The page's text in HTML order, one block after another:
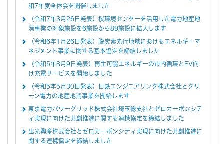
和7年度全体会を開催しました
（令和7年3月26日発表）桜環境センターを活用した電力地産地
消事業の対象施設を6施設から89施設に拡大します
（令和6年1月26日発表）脱炭素先行地域におけるエネルギーマ
ネジメント事業に関する基本協定を締結しました
（令和5年8月9日発表）再生可能エネルギーの市内循環とEV向
け充電サービスを開始しました
（令和5年5月30日発表）日鉄エンジニアリング株式会社とグリ
ーン電力の地産地消事業を開始します
東京電力パワーグリッド株式会社埼玉総支社とゼロカーボンシテ
ィ実現に向けた共創推進に関する連携協定を締結しました
出光興産株式会社とゼロカーボンシティ実現に向けた共創推進に
関する連携協定を締結しました